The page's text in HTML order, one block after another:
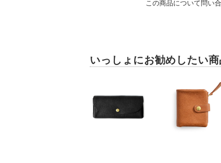
この商品について問い
いっしょにお勧めしたい商